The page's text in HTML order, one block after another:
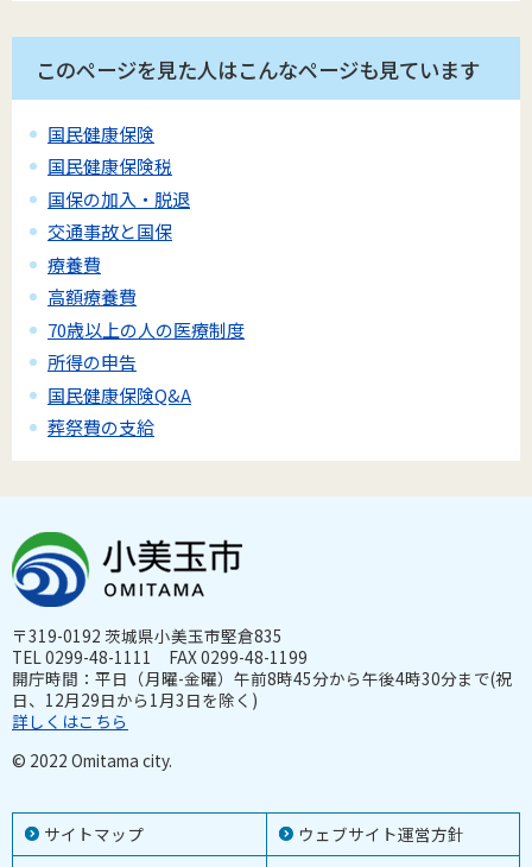
このページを見た人はこんなページも見ています
国民健康保険
国民健康保険税
国保の加入・脱退
交通事故と国保
療養費
高額療養費
70歳以上の人の医療制度
所得の申告
国民健康保険Q&A
葬祭費の支給
サイトマップ
ウェブサイト運営方針
〒319-0192 茨城県小美玉市堅倉835
TEL 0299-48-1111 FAX 0299-48-1199
開庁時間：平日（月曜-金曜）午前8時45分から午後4時30分まで(祝
日、12月29日から1月3日を除く)
詳しくはこちら
© 2022 Omitama city.